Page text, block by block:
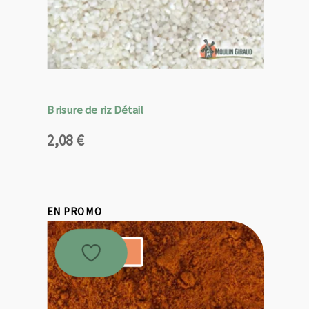
Brisure de riz Détail
2,08€
EN PROMO
Promo !